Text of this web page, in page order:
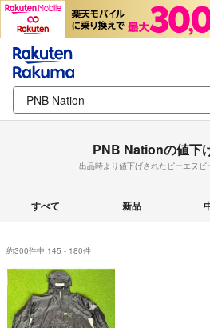
PNB Nationの値下
出品時より値下げされたピーエヌ
すべて 新品
約300件中 145 - 180件